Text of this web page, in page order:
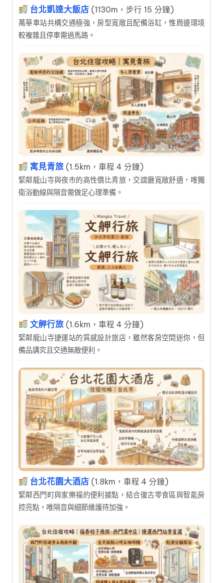
台北凱達大飯店 (1130m，步行 15 分鐘)
萬華車站共構交通極強，房型寬敞且配備浴缸，惟周邊環境
較複雜且停車需過馬路。
寓見青旅 (1.5km，車程 4 分鐘)
緊鄰龍山寺與夜市的高性價比青旅，交誼廳寬敞舒適，唯獨
衛浴動線與隔音需做足心理準備。
文舺行旅 (1.6km，車程 4 分鐘)
緊鄰龍山寺捷運站的質感設計旅店，雖然客房空間迷你，但
備品講究且交通無敵便利。
台北花園大酒店 (1.8km，車程 4 分鐘)
緊鄰西門町與家樂福的便利據點，結合復古零食區與智能房
控亮點，唯隔音與細節維護待加強。